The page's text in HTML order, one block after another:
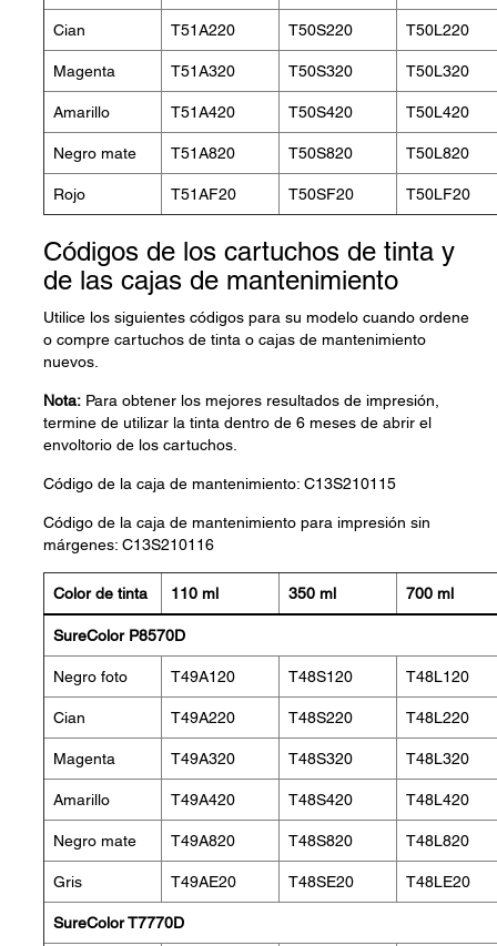
Cian T51A220 T50S220 T50L220
Magenta T51A320 T50S320 T50L320
Amarillo T51A420 T50S420 T50L420
Negro mate T51A820 T50S820 T50L820
Rojo T51AF20 T50SF20 T50LF20
Códigos de los cartuchos de tinta y
de las cajas de mantenimiento
Utilice los siguientes códigos para su modelo cuando ordene
o compre cartuchos de tinta o cajas de mantenimiento
nuevos.
Nota: Para obtener los mejores resultados de impresión,
termine de utilizar la tinta dentro de 6 meses de abrir el
envoltorio de los cartuchos.
Código de la caja de mantenimiento: C13S210115
Código de la caja de mantenimiento para impresión sin
márgenes: C13S210116
Color de tinta 110 ml 350 ml 700 ml
SureColor P8570D
Negro foto T49A120 T48S120 T48L120
Cian T49A220 T48S220 T48L220
Magenta T49A320 T48S320 T48L320
Amarillo T49A420 T48S420 T48L420
Negro mate T49A820 T48S820 T48L820
Gris T49AE20 T48SE20 T48LE20
SureColor T7770D